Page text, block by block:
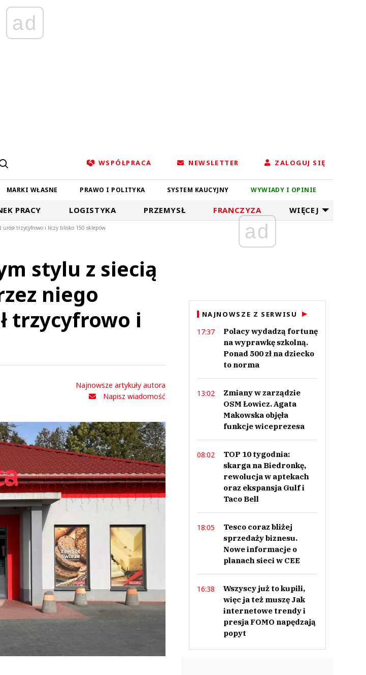
ad
WSPÓŁPRACA NEWSLETTER ZALOGUJ SIĘ
MARKI WŁASNE PRAWO I POLITYKA SYSTEM KAUCYJNY WYWIADY I OPINIE
PRACY LOGISTYKA PRZEMYSŁ FRANCZYZA WIĘCEJ
trzycyfrowo i liczy blisko 150 sklepów
stylu z siecią
niego
trzycyfrowo i
Najnowsze artykuły autora
Napisz wiadomość
ad
NAJNOWSZE Z SERWISU
17:37
Polacy wydadzą fortunę
na wyprawkę szkolną.
Ponad 500 zł na dziecko
to norma
13:02
Zmiany w zarządzie
OSM Łowicz. Agata
Makowska objęła
funkcje wiceprezesa
08:02
TOP 10 tygodnia:
skarga na Biedronkę,
rewolucja w aptekach
oraz ekspansja Gulf i
Taco Bell
18:05
Tesco coraz bliżej
sprzedaży biznesu.
Nowe informacje o
planach sieci w CEE
16:38
Wszyscy już to kupili,
więc ja też muszę Jak
internetowe trendy i
presja FOMO napędzają
popyt